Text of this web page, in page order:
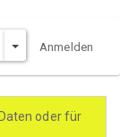
Anmelden
DROPDOWN-
oder für